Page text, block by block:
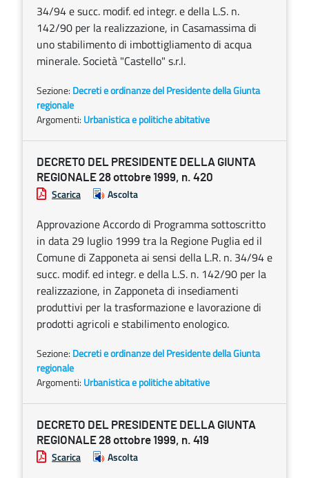
34/94 e succ. modif. ed integr. e della L.S. n.
142/90 per la realizzazione, in Casamassima di
uno stabilimento di imbottigliamento di acqua
minerale. Società "Castello" s.r.l.
Sezione: Decreti e ordinanze del Presidente della Giunta
regionale
Argomenti: Urbanistica e politiche abitative
DECRETO DEL PRESIDENTE DELLA GIUNTA
REGIONALE 28 ottobre 1999, n. 420
Scarica Ascolta
Approvazione Accordo di Programma sottoscritto
in data 29 luglio 1999 tra la Regione Puglia ed il
Comune di Zapponeta ai sensi della L.R. n. 34/94 e
succ. modif. ed integr. e della L.S. n. 142/90 per la
realizzazione, in Zapponeta di insediamenti
produttivi per la trasformazione e lavorazione di
prodotti agricoli e stabilimento enologico.
Sezione: Decreti e ordinanze del Presidente della Giunta
regionale
Argomenti: Urbanistica e politiche abitative
DECRETO DEL PRESIDENTE DELLA GIUNTA
REGIONALE 28 ottobre 1999, n. 419
Scarica Ascolta